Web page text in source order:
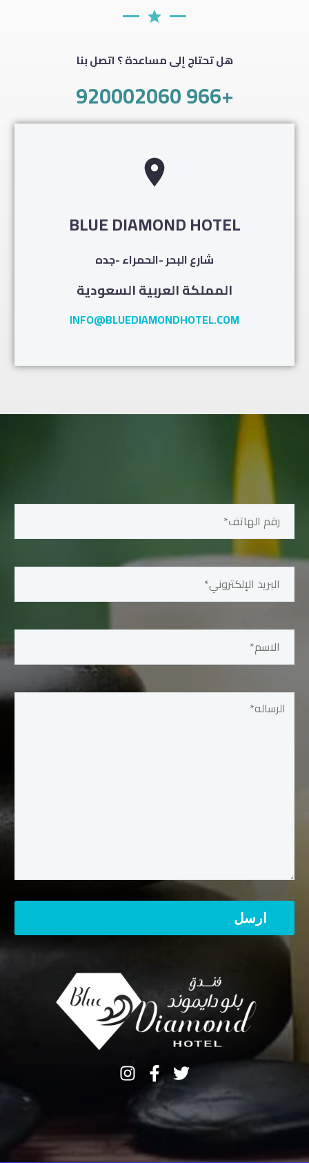
هل تحتاج إلى مساعدة ؟ اتصل بنا
+966 920002060
BLUE DIAMOND HOTEL
شارع البحر -الحمراء -جده
المملكة العربية السعودية
INFO@BLUEDIAMONDHOTEL.COM